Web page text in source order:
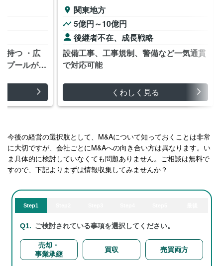
持つ ・広
プールがあ
関東地方
5億円～10億円
後継者不在、成長戦略
設備工事、工事規制、警備など一気通貫
で対応可能
くわしく見る
今後の経営の選択肢として、M&Aについて知っておくことは非常
に大切ですが、会社ごとにM&Aへの向き合い方は異なります。い
ま具体的に検討していなくても問題ありません。ご相談は無料で
すので、下記よりまずは情報収集してみませんか？